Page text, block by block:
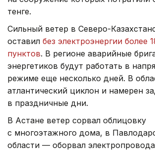
тенге.
Сильный ветер в Северо-
оставил без электроэнергии более
пунктов. В регионе аварийные
энергетиков будут работать в
режиме еще несколько дней. В
атлантический циклон и намерен
в праздничные дни.
В Астане ветер сорвал облицовку
с многоэтажного дома, в
области — оборвал